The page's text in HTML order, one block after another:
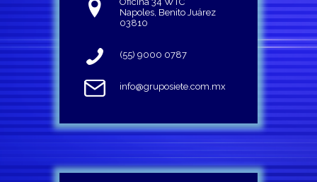
Napoles, Benito Juárez
03810
(55) 9000 0787
info@gruposiete.com.mx